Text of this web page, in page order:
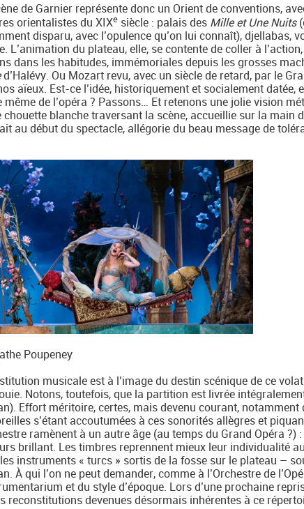
de Garnier représente donc un Orient de conventions,
orientalistes du XIXe siècle : palais des Mille et Une Nuits
disparu, avec l’opulence qu’on lui connaît), djellabas,
L’animation du plateau, elle, se contente de coller à
dans les habitudes, immémoriales depuis les grosses
d’Halévy. Ou Mozart revu, avec un siècle de retard, par le
aïeux. Est-ce l’idée, historiquement et socialement datée,
même de l’opéra ? Passons… Et retenons une jolie vision
chouette blanche traversant la scène, accueillie sur la main
au début du spectacle, allégorie du beau message de
Poupeney
musicale est à l’image du destin scénique de ce
Notons, toutefois, que la partition est livrée
Effort méritoire, certes, mais devenu courant, notamment
s’étant accoutumées à ces sonorités allègres et
ramènent à un autre âge (au temps du Grand Opéra
brillant. Les timbres reprennent mieux leur individualité
instruments « turcs » sortis de la fosse sur le plateau –
À qui l’on ne peut demander, comme à l’Orchestre de
et du style d’époque. Lors d’une prochaine
reconstitutions devenues désormais inhérentes à ce